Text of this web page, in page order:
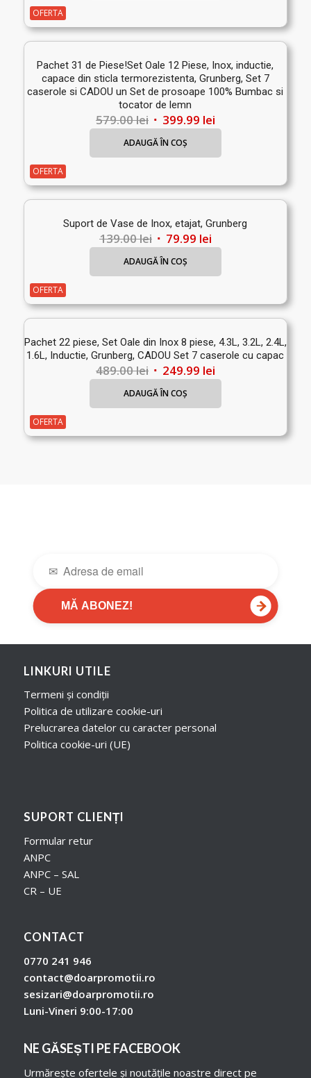
44.99 lei.
OFERTA
Pachet 31 de Piese!Set Oale 12 Piese, Inox, inductie,
capace din sticla termorezistenta, Grunberg, Set 7
caserole si CADOU un Set de prosoape 100% Bumbac si
tocator de lemn
579.00lei Prețul
inițial
579.00 lei.
399.99 leiPrețul
curent
este:
ADAUGĂ ÎN COȘ
OFERTA
Suport de Vase de Inox, etajat, Grunberg
139.00lei Prețul
inițial
139.00 lei.
79.99 leiPrețul
curent
este:
ADAUGĂ ÎN COȘ
OFERTA
Pachet 22 piese, Set Oale din Inox 8 piese, 4.3L, 3.2L, 2.4L,
1.6L, Inductie, Grunberg, CADOU Set 7 caserole cu capac
489.00lei Prețul
inițial
489.00 lei.
249.99 leiPrețul
curent
este:
ADAUGĂ ÎN COȘ
OFERTA
MĂ ABONEZ! →
LINKURI UTILE
Termeni și condiții
Politica de utilizare cookie-uri
Prelucrarea datelor cu caracter personal
Politica cookie-uri (UE)
SUPORT CLIENȚI
Formular retur
ANPC
ANPC – SAL
CR – UE
CONTACT
0770 241 946
contact@doarpromotii.ro
sesizari@doarpromotii.ro
Luni-Vineri 9:00-17:00
NE GĂSEȘTI PE FACEBOOK
Urmărește ofertele și noutățile noastre direct pe